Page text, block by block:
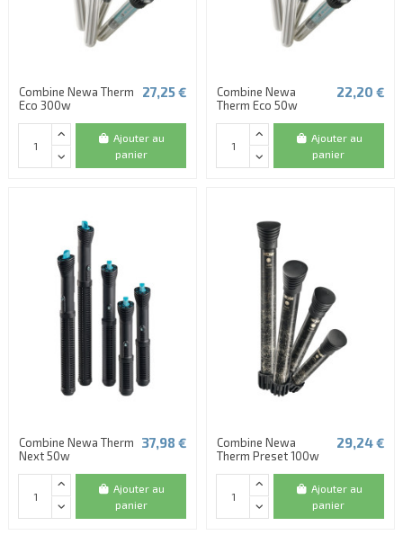
Combine Newa Therm
Eco 300w
27,25 €
Ajouter au
panier
Combine Newa
Therm Eco 50w
22,20 €
Ajouter au
panier
Combine Newa Therm
Next 50w
37,98 €
Ajouter au
panier
Combine Newa
Therm Preset 100w
29,24 €
Ajouter au
panier